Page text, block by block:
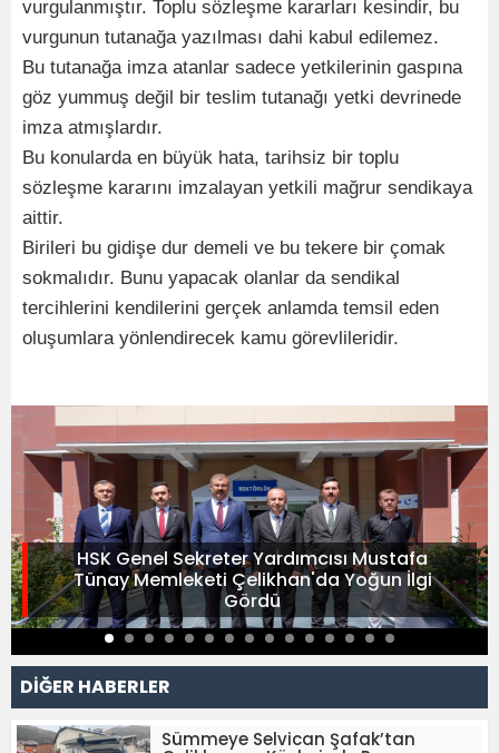
vurgulanmıştır. Toplu sözleşme kararları kesindir, bu
vurgunun tutanağa yazılması dahi kabul edilemez.
Bu tutanağa imza atanlar sadece yetkilerinin gaspına
göz yummuş değil bir teslim tutanağı yetki devrinede
imza atmışlardır.
Bu konularda en büyük hata, tarihsiz bir toplu
sözleşme kararını imzalayan yetkili mağrur sendikaya
aittir.
Birileri bu gidişe dur demeli ve bu tekere bir çomak
sokmalıdır. Bunu yapacak olanlar da sendikal
tercihlerini kendilerini gerçek anlamda temsil eden
oluşumlara yönlendirecek kamu görevlileridir.
HSK Genel Sekreter Yardımcısı Mustafa
Tünay Memleketi Çelikhan'da Yoğun İlgi
Gördü
DİĞER HABERLER
Sümmeye Selvican Şafak’tan